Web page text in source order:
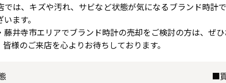
では、キズや汚れ、サビなど状態が気になるブランド時計
ます。
井寺市エリアでブランド時計の売却をご検討の方は、ぜひ
様のご来店を心よりお待ちしております。
■